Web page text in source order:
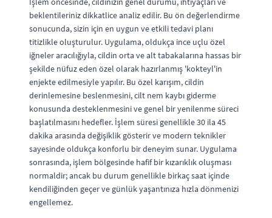
beklentileriniz dikkatlice analiz edilir. Bu ön değerlendirme
sonucunda, sizin için en uygun ve etkili tedavi planı
titizlikle oluşturulur. Uygulama, oldukça ince uçlu özel
iğneler aracılığıyla, cildin orta ve alt tabakalarına hassas bir
şekilde nüfuz eden özel olarak hazırlanmış 'kokteyl'in
enjekte edilmesiyle yapılır. Bu özel karışım, cildin
derinlemesine beslenmesini, cilt nem kaybı giderme
konusunda desteklenmesini ve genel bir yenilenme süreci
başlatılmasını hedefler. İşlem süresi genellikle 30 ila 45
dakika arasında değişiklik gösterir ve modern teknikler
sayesinde oldukça konforlu bir deneyim sunar. Uygulama
sonrasında, işlem bölgesinde hafif bir kızarıklık oluşması
normaldir; ancak bu durum genellikle birkaç saat içinde
kendiliğinden geçer ve günlük yaşantınıza hızla dönmenizi
engellemez.